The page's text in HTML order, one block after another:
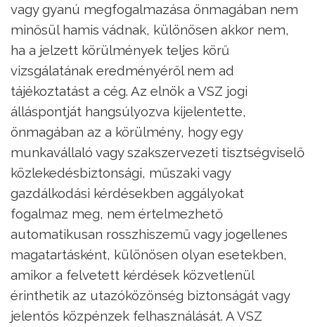
vagy gyanú megfogalmazása önmagában nem
minősül hamis vádnak, különösen akkor nem,
ha a jelzett körülmények teljes körű
vizsgálatának eredményéről nem ad
tájékoztatást a cég. Az elnök a VSZ jogi
álláspontját hangsúlyozva kijelentette,
önmagában az a körülmény, hogy egy
munkavállaló vagy szakszervezeti tisztségviselő
közlekedésbiztonsági, műszaki vagy
gazdálkodási kérdésekben aggályokat
fogalmaz meg, nem értelmezhető
automatikusan rosszhiszemű vagy jogellenes
magatartásként, különösen olyan esetekben,
amikor a felvetett kérdések közvetlenül
érinthetik az utazóközönség biztonságát vagy
jelentős közpénzek felhasználását. A VSZ